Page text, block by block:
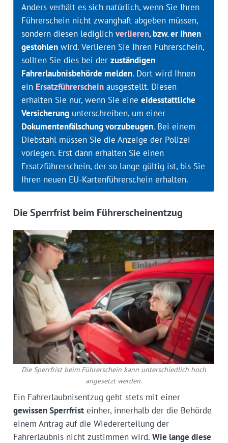
Anders verhält es sich natürlich, wenn Sie Ihren
Führerschein nicht zwanghaft abgeben müssen,
sondern diesen lediglich verlieren, bzw. er Ihnen
gestohlenwird. Verlieren Sie Ihren Führerschein,
sollten Sie dies bei der zuständigen
Fahrerlaubnisbehörde melden. Dort wird Ihnen
ein Ersatzführerscheinausgestellt. Diesen
erhalten Sie nur, wenn Sie eine eidesstattliche
Versicherungunterschreiben, um einer
Dokumentenfälschung vorzubeugen. Bei einem
Diebstahl müssen Sie die Anzeige der Polizei
vorlegen. Erst dann erhalten Sie einen
Ersatzführerschein, der so lange gültig ist, bis Sie
Ihren neuen EU-Kartenführerschein erhalten.
Die Sperrfrist beim Führerscheinentzug
Die Sperrfrist beim Führerschein kann unterschiedlich hoch
angesetzt werden.
Ein Fahrerlaubnisentzug geht stets mit einer
gewissen Sperrfristeinher, innerhalb der die Behörde
einem Antrag auf die Wiedererteilung der
Fahrerlaubnis nicht zustimmen wird. Wie lange diese